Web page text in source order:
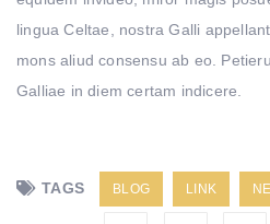
lingua Celtae, nostra Galli
mons aliud consensu ab eo.
Galliae in diem certam indicere.
TAGS BLOG LINK